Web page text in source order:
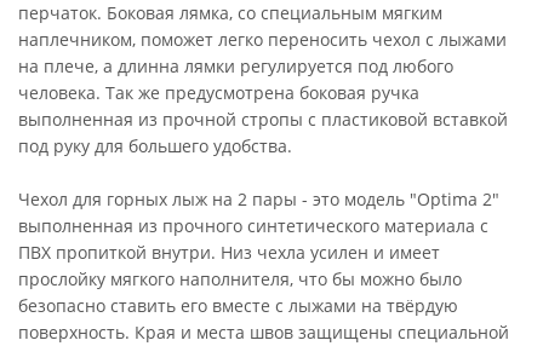
перчаток. Боковая лямка, со специальным мягким
наплечником, поможет легко переносить чехол с лыжами
на плече, а длинна лямки регулируется под любого
человека. Так же предусмотрена боковая ручка
выполненная из прочной стропы с пластиковой вставкой
под руку для большего удобства.
Чехол для горных лыж на 2 пары - это модель "Optima 2"
выполненная из прочного синтетического материала с
ПВХ пропиткой внутри. Низ чехла усилен и имеет
прослойку мягкого наполнителя, что бы можно было
безопасно ставить его вместе с лыжами на твёрдую
поверхность. Края и места швов защищены специальной